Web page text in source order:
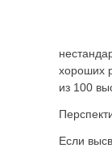
хороших
из 100
Если